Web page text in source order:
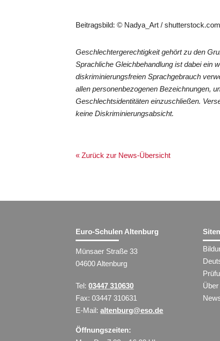
Beitragsbild: © Nadya_Art /
Geschlechtergerechtigkeit gehört zu den
Sprachliche Gleichbehandlung ist dabei ein
diskriminierungsfreien Sprachgebrauch
allen personenbezogenen Bezeichnungen,
Geschlechtsidentitäten einzuschließen.
keine Diskriminierungsabsicht.
« Zurück zur News-Übersicht
Euro-Schulen Altenburg
Münsaer Straße 33
04600 Altenburg
Tel:03447 310630
Fax: 03447 310631
E-Mail:altenburg@eso.de
Öffnungszeiten: